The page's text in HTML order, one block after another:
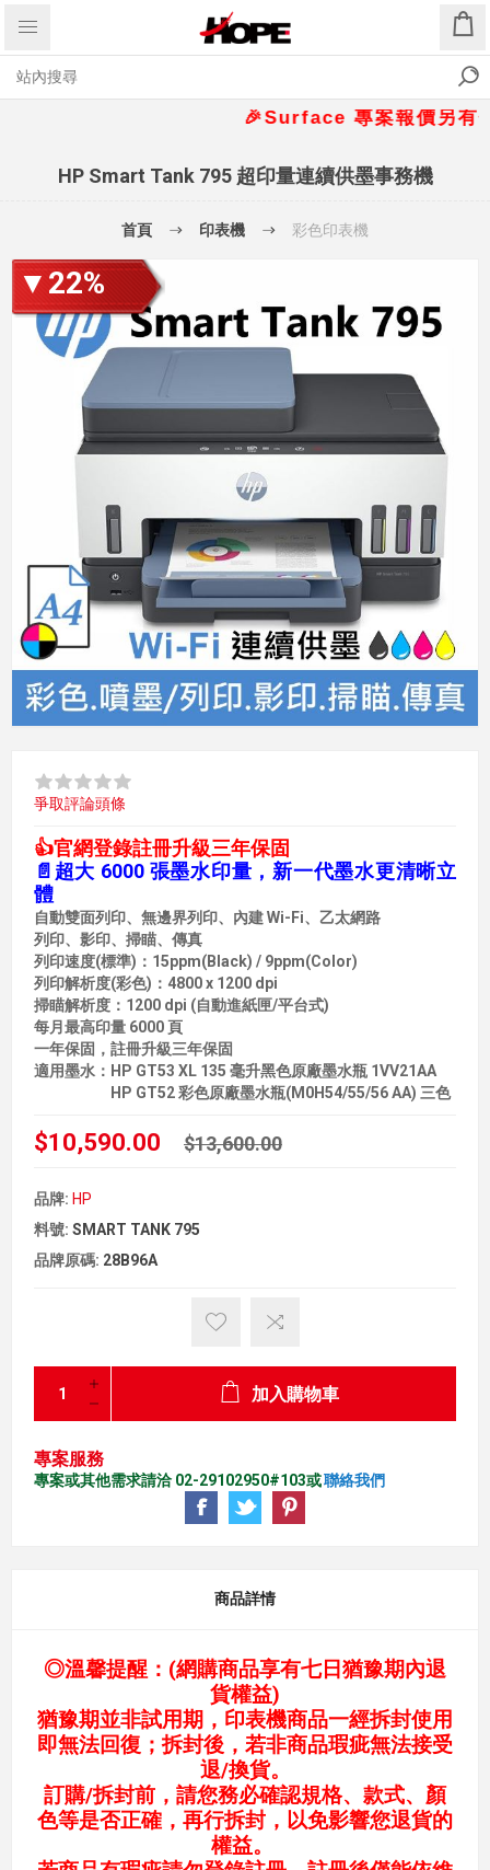
🎉Surface 專案報價另有
HP Smart Tank 795 超印量連續供墨事務機
首頁 印表機 彩色印表機
▼22%
爭取評論頭條
👍官網登錄註冊升級三年保固
📄超大 6000 張墨水印量，新一代墨水更清晰立
體
自動雙面列印、無邊界列印、內建 Wi-Fi、乙太網路
列印、影印、掃瞄、傳真
列印速度(標準)：15ppm(Black) / 9ppm(Color)
列印解析度(彩色)：4800 x 1200 dpi
掃瞄解析度：1200 dpi (自動進紙匣/平台式)
每月最高印量 6000 頁
一年保固，註冊升級三年保固
適用墨水：HP GT53 XL 135 毫升黑色原廠墨水瓶 1VV21AA
HP GT52 彩色原廠墨水瓶(M0H54/55/56 AA) 三色
$10,590.00 $13,600.00
品牌: HP
料號: SMART TANK 795
品牌原碼: 28B96A
加入購物車
專案服務
專案或其他需求請洽 02-29102950#103或聯絡我們
商品詳情
◎溫馨提醒：(網購商品享有七日猶豫期內退
貨權益)
猶豫期並非試用期，印表機商品一經拆封使用
即無法回復；拆封後，若非商品瑕疵無法接受
退/換貨。
訂購/拆封前，請您務必確認規格、款式、顏
色等是否正確，再行拆封，以免影響您退貨的
權益。